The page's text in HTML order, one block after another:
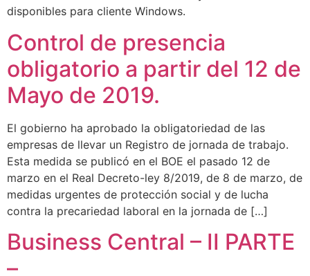
disponibles para cliente Windows.
Control de presencia
obligatorio a partir del 12 de
Mayo de 2019.
El gobierno ha aprobado la obligatoriedad de las
empresas de llevar un Registro de jornada de trabajo.
Esta medida se publicó en el BOE el pasado 12 de
marzo en el Real Decreto-ley 8/2019, de 8 de marzo, de
medidas urgentes de protección social y de lucha
contra la precariedad laboral en la jornada de […]
Business Central – II PARTE
–